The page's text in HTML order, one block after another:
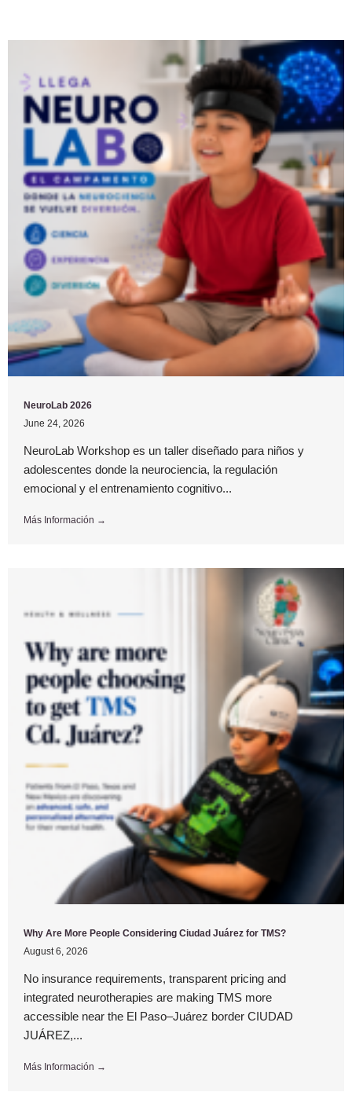
NeuroLab 2026
June 24, 2026
NeuroLab Workshop es un taller diseñado para niños y
adolescentes donde la neurociencia, la regulación
emocional y el entrenamiento cognitivo...
Más Información →
Why Are More People Considering Ciudad Juárez for TMS?
August 6, 2026
No insurance requirements, transparent pricing and
integrated neurotherapies are making TMS more
accessible near the El Paso–Juárez border CIUDAD
JUÁREZ,...
Más Información →